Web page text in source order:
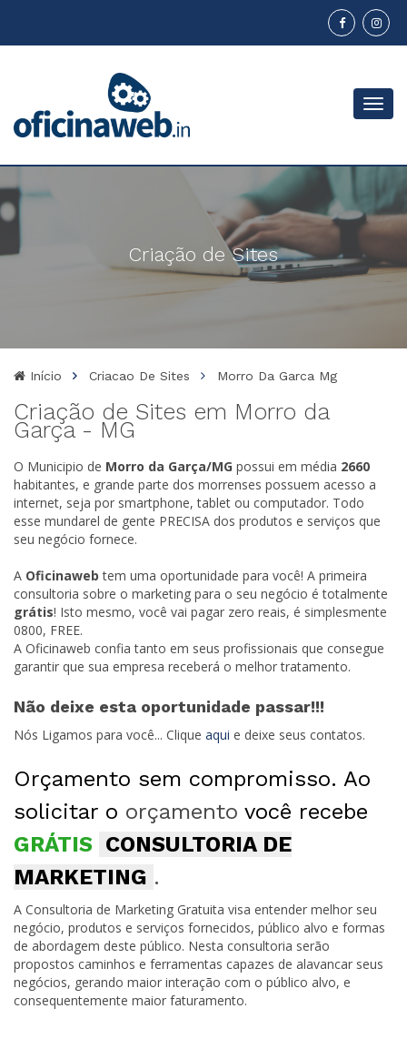
Menu
Criação de Sites
Início Criacao De Sites Morro Da Garca Mg
Criação de Sites em Morro da
Garça - MG
O Municipio de Morro da Garça/MG possui em média 2660
habitantes, e grande parte dos morrenses possuem acesso a
internet, seja por smartphone, tablet ou computador. Todo
esse mundarel de gente PRECISA dos produtos e serviços que
seu negócio fornece.
A Oficinaweb tem uma oportunidade para você! A primeira
consultoria sobre o marketing para o seu negócio é totalmente
grátis! Isto mesmo, você vai pagar zero reais, é simplesmente
0800, FREE.
A Oficinaweb confia tanto em seus profissionais que consegue
garantir que sua empresa receberá o melhor tratamento.
Não deixe esta oportunidade passar!!!
Nós Ligamos para você... Clique aqui e deixe seus contatos.
Orçamento sem compromisso. Ao
solicitar o orçamento você recebe
GRÁTIS CONSULTORIA DE
MARKETING .
A Consultoria de Marketing Gratuita visa entender melhor seu
negócio, produtos e serviços fornecidos, público alvo e formas
de abordagem deste público. Nesta consultoria serão
propostos caminhos e ferramentas capazes de alavancar seus
negócios, gerando maior interação com o público alvo, e
consequentemente maior faturamento.